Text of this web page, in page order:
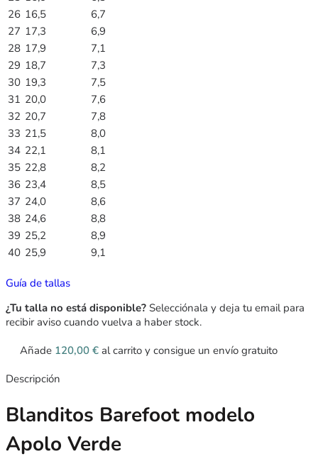
26 16,5
6,7
27 17,3
6,9
28 17,9
7,1
29 18,7
7,3
30 19,3
7,5
31 20,0
7,6
32 20,7
7,8
33 21,5
8,0
34 22,1
8,1
35 22,8
8,2
36 23,4
8,5
37 24,0
8,6
38 24,6
8,8
39 25,2
8,9
40 25,9 9,1
Guía de tallas
¿Tu talla no está disponible? Selecciónala y deja tu email para
recibir aviso cuando vuelva a haber stock.
Añade 120,00 € al carrito y consigue un envío gratuito
Descripción
Blanditos Barefoot modelo
Apolo Verde